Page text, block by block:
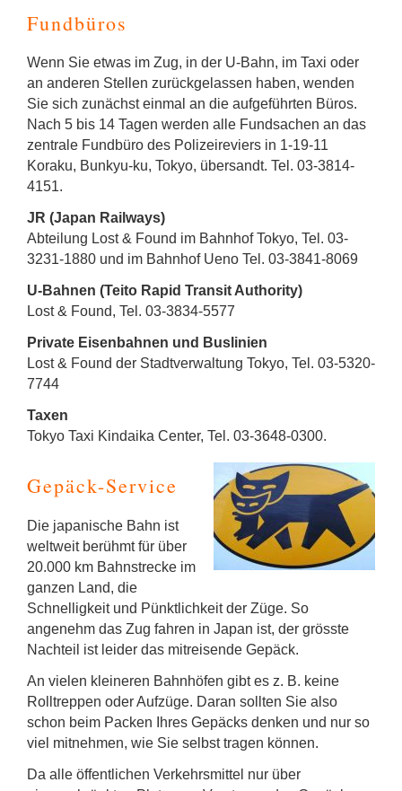
Fundbüros
Wenn Sie etwas im Zug, in der U-Bahn, im Taxi oder
an anderen Stellen zurückgelassen haben, wenden
Sie sich zunächst einmal an die aufgeführten Büros.
Nach 5 bis 14 Tagen werden alle Fundsachen an das
zentrale Fundbüro des Polizeireviers in 1-19-11
Koraku, Bunkyu-ku, Tokyo, übersandt. Tel. 03-3814-
4151.
JR (Japan Railways)
Abteilung Lost & Found im Bahnhof Tokyo, Tel. 03-
3231-1880 und im Bahnhof Ueno Tel. 03-3841-8069
U-Bahnen (Teito Rapid Transit Authority)
Lost & Found, Tel. 03-3834-5577
Private Eisenbahnen und Buslinien
Lost & Found der Stadtverwaltung Tokyo, Tel. 03-5320-
7744
Taxen
Tokyo Taxi Kindaika Center, Tel. 03-3648-0300.
Gepäck-Service
Die japanische Bahn ist
weltweit berühmt für über
20.000 km Bahnstrecke im
ganzen Land, die
Schnelligkeit und Pünktlichkeit der Züge. So
angenehm das Zug fahren in Japan ist, der grösste
Nachteil ist leider das mitreisende Gepäck.
An vielen kleineren Bahnhöfen gibt es z. B. keine
Rolltreppen oder Aufzüge. Daran sollten Sie also
schon beim Packen Ihres Gepäcks denken und nur so
viel mitnehmen, wie Sie selbst tragen können.
Da alle öffentlichen Verkehrsmittel nur über